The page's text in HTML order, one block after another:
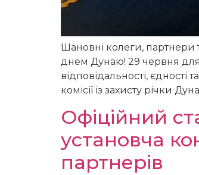
Шановні колеги, партнери
днем Дунаю! 29 червня для
відповідальності,
комісії із захисту річки
Офіційний
установча
партнерів